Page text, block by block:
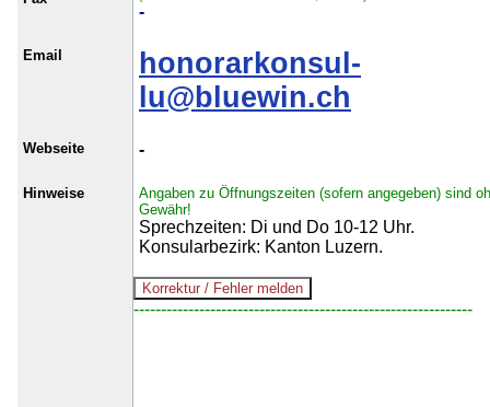
-
Email
honorarkonsul-
lu@bluewin.ch
Webseite -
Hinweise
Angaben zu Öffnungszeiten (sofern angegeben) sind
Gewähr!
Sprechzeiten: Di und Do 10-12 Uhr.
Konsularbezirk: Kanton Luzern.
--------------------------------------------------------------